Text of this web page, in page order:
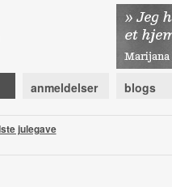
anmeldelser blogs
julegave